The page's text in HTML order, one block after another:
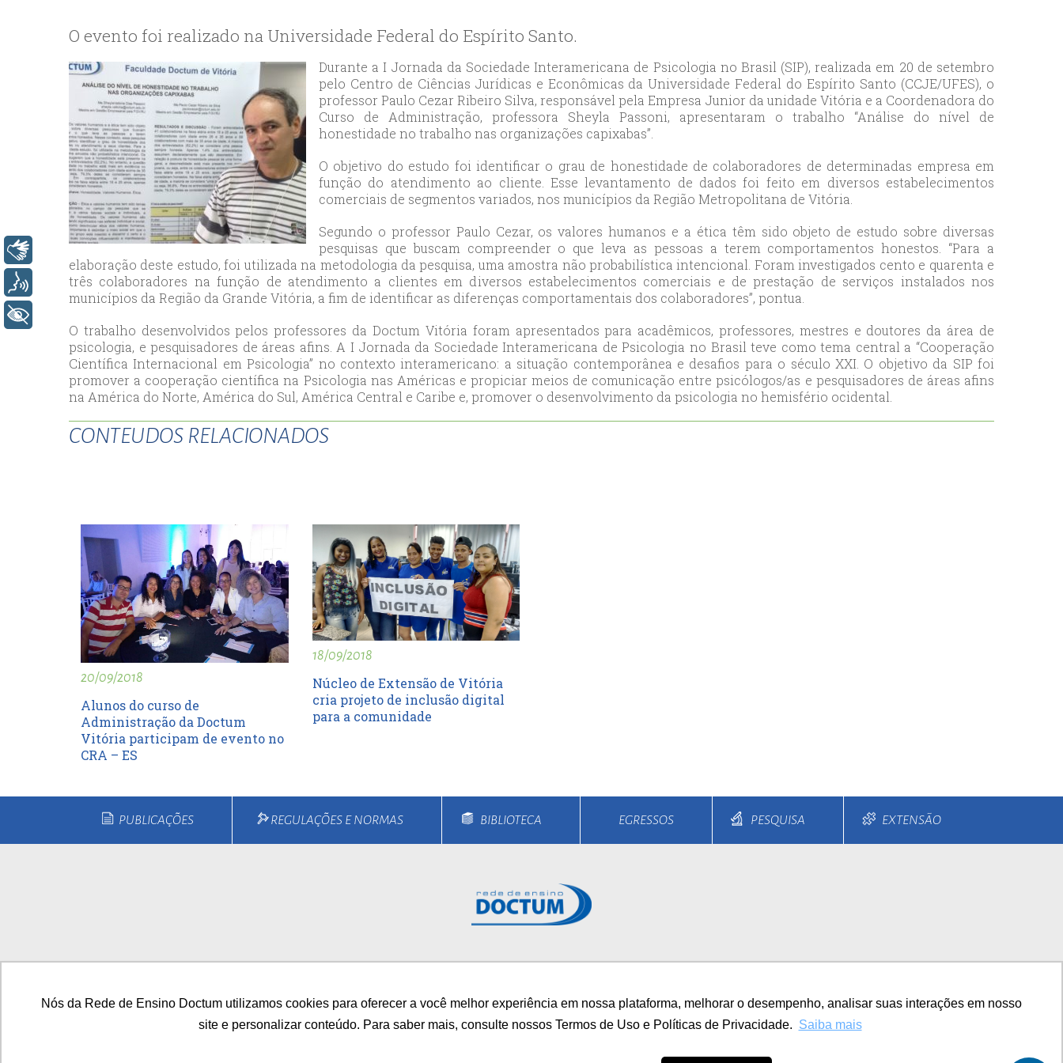
Nós da Rede de Ensino Doctum utilizamos cookies para oferecer a você melhor experiência em nossa plataforma, melhorar o desempenho, analisar suas interações em nosso
site e personalizar conteúdo. Para saber mais, consulte nossos Termos de Uso e Políticas de Privacidade. Saiba mais
avcılar
escort
bagcılar
escort
beylikduzu
bahcesehir
escort
umraniye
escort
atasehirescort
sisli
escort
escort
istanbul
escort
istanbul
O evento foi realizado na Universidade Federal do Espírito Santo.
Durante a I Jornada da Sociedade Interamericana de Psicologia no Brasil (SIP), realizada em 20 de setembro
pelo Centro de Ciências Jurídicas e Econômicas da Universidade Federal do Espírito Santo (CCJE/UFES), o
professor Paulo Cezar Ribeiro Silva, responsável pela Empresa Junior da unidade Vitória e a Coordenadora do
Curso de Administração, professora Sheyla Passoni, apresentaram o trabalho “Análise do nível de
honestidade no trabalho nas organizações capixabas”.
O objetivo do estudo foi identificar o grau de honestidade de colaboradores de determinadas empresa em
função do atendimento ao cliente. Esse levantamento de dados foi feito em diversos estabelecimentos
comerciais de segmentos variados, nos municípios da Região Metropolitana de Vitória.
Segundo o professor Paulo Cezar, os valores humanos e a ética têm sido objeto de estudo sobre diversas
pesquisas que buscam compreender o que leva as pessoas a terem comportamentos honestos. “Para a
elaboração deste estudo, foi utilizada na metodologia da pesquisa, uma amostra não probabilística intencional. Foram investigados cento e quarenta e
três colaboradores na função de atendimento a clientes em diversos estabelecimentos comerciais e de prestação de serviços instalados nos
municípios da Região da Grande Vitória, a fim de identificar as diferenças comportamentais dos colaboradores”, pontua.
O trabalho desenvolvidos pelos professores da Doctum Vitória foram apresentados para acadêmicos, professores, mestres e doutores da área de
psicologia, e pesquisadores de áreas afins. A I Jornada da Sociedade Interamericana de Psicologia no Brasil teve como tema central a “Cooperação
Científica Internacional em Psicologia” no contexto interamericano: a situação contemporânea e desafios para o século XXI. O objetivo da SIP foi
promover a cooperação científica na Psicologia nas Américas e propiciar meios de comunicação entre psicólogos/as e pesquisadores de áreas afins
na América do Norte, América do Sul, América Central e Caribe e, promover o desenvolvimento da psicologia no hemisfério ocidental.
CONTEUDOS RELACIONADOS
20/09/2018
Alunos do curso de
Administração da Doctum
Vitória participam de evento no
CRA – ES
18/09/2018
Núcleo de Extensão de Vitória
cria projeto de inclusão digital
para a comunidade
PUBLICAÇÕES REGULAÇÕES E NORMAS BIBLIOTECA EGRESSOS PESQUISA EXTENSÃO
Home Quem Somos Cursos Unidades Notícias Vestibular Bolsas e Parcelamentos Diferenciais
AUTOAVALIAÇÃO INSTITUCIONAL